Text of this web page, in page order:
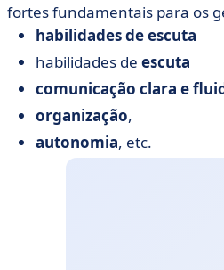
fortes fundamentais para os
habilidades de escuta
habilidades de escuta
comunicação clara e
organização,
autonomia, etc.